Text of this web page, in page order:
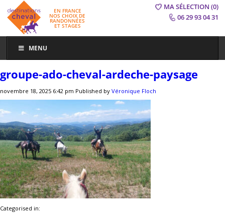
EN FRANCE
NOS CHOIX DE
RANDONNÉES
ET STAGES
MA SÉLECTION (0)
06 29 93 04 31
MENU
groupe-ado-cheval-ardeche-paysage
novembre 18, 2025 6:42 pm Published by Véronique Floch
Categorised in: